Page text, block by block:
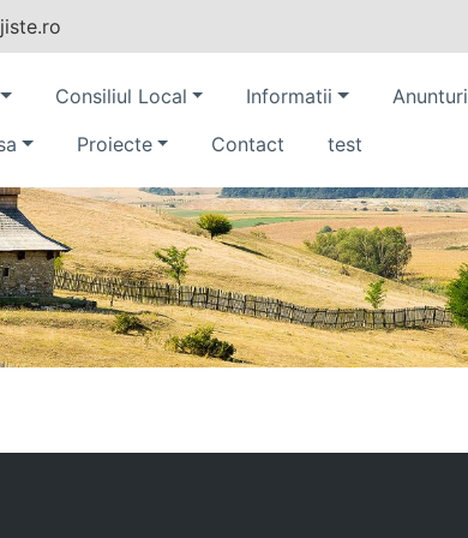
Consiliul Local Informatii Anunturi
Proiecte Contact test